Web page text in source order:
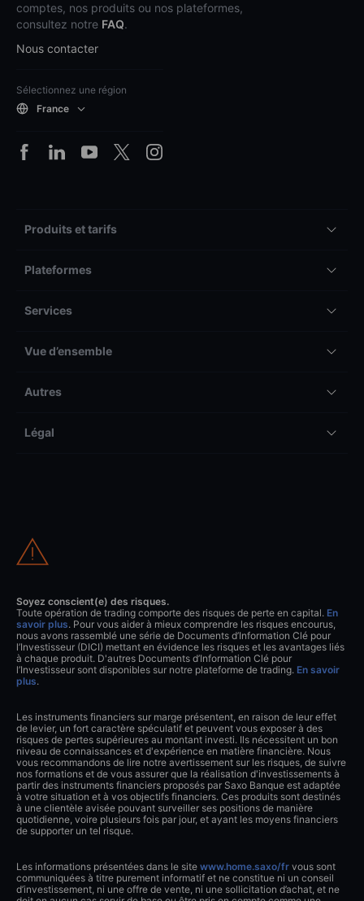
comptes, nos produits ou nos plateformes,
consultez notre FAQ.
Nous contacter
Sélectionnez une région
France
Produits et tarifs
Plateformes
Services
Vue d’ensemble
Autres
Légal
Soyez conscient(e) des risques.
Toute opération de trading comporte des risques de perte en capital. En
savoir plus. Pour vous aider à mieux comprendre les risques encourus,
nous avons rassemblé une série de Documents d’Information Clé pour
l’Investisseur (DICI) mettant en évidence les risques et les avantages liés
à chaque produit. D'autres Documents d’Information Clé pour
l’Investisseur sont disponibles sur notre plateforme de trading. En savoir
plus.
Les instruments financiers sur marge présentent, en raison de leur effet
de levier, un fort caractère spéculatif et peuvent vous exposer à des
risques de pertes supérieures au montant investi. Ils nécessitent un bon
niveau de connaissances et d'expérience en matière financière. Nous
vous recommandons de lire notre avertissement sur les risques, de suivre
nos formations et de vous assurer que la réalisation d'investissements à
partir des instruments financiers proposés par Saxo Banque est adaptée
à votre situation et à vos objectifs financiers. Ces produits sont destinés
à une clientèle avisée pouvant surveiller ses positions de manière
quotidienne, voire plusieurs fois par jour, et ayant les moyens financiers
de supporter un tel risque.
Les informations présentées dans le site www.home.saxo/fr vous sont
communiquées à titre purement informatif et ne constitue ni un conseil
d’investissement, ni une offre de vente, ni une sollicitation d’achat, et ne